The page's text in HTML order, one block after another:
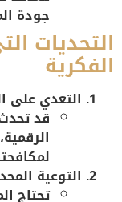
جودة
التحديات
الفكرية
التعدي على
قد
التوعية
تحتاج